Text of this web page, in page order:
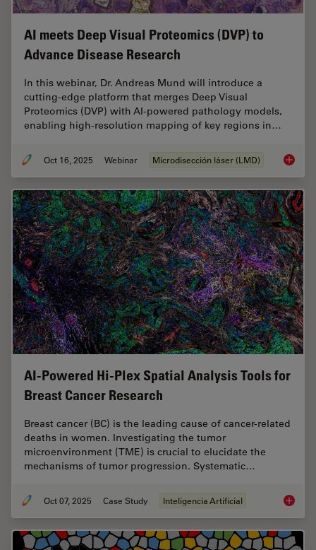
AI meets Deep Visual Proteomics (DVP) to
Advance Disease Research
In this webinar, Dr. Andreas Mund will introduce a
cutting-edge platform that merges Deep Visual
Proteomics (DVP) with AI-powered pathology models,
enabling high-resolution mapping of key regions in…
Oct 16, 2025 Webinar Microdisección láser (LMD) AI
AI-Powered Hi-Plex Spatial Analysis Tools for
Breast Cancer Research
Breast cancer (BC) is the leading cause of cancer-related
deaths in women. Investigating the tumor
microenvironment (TME) is crucial to elucidate the
mechanisms of tumor progression. Systematic…
Oct 07, 2025 Case Study Inteligencia Artificial AI-